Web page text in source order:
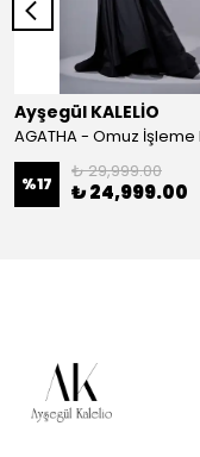
Ayşegül KALELİO
%17
₺ 29,999.00
₺ 24,999.00